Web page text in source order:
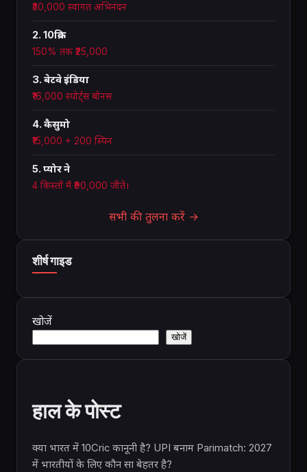
₹30,000 स्वागत अभिनंदन
2. 10क्रिक
150% तक ₹25,000
3. बेटवे इंडिया
₹16,000 स्पोर्ट्स बोनस
4. कैसुमो
₹15,000 + 200 स्पिन
5. प्योर ने
4 किस्तों में ₹90,000 जीते।
सभी की तुलना करें →
शीर्ष गाइड
खोजें
खोजें
हाल के पोस्ट
क्या भारत में 10Cric कानूनी है? UPI बनाम Parimatch: 2027
में भारतीयों के लिए कौन सा बेहतर है?